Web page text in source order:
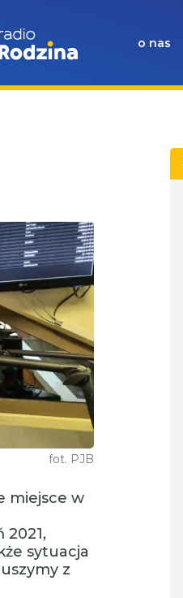
o nas
fot. PJB
miejsce w
2021,
sytuacja
z